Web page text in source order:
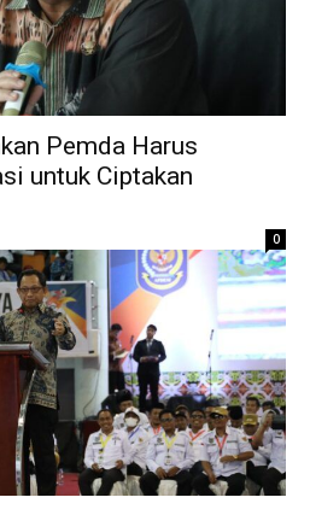
Pemda Harus
untuk Ciptakan
0